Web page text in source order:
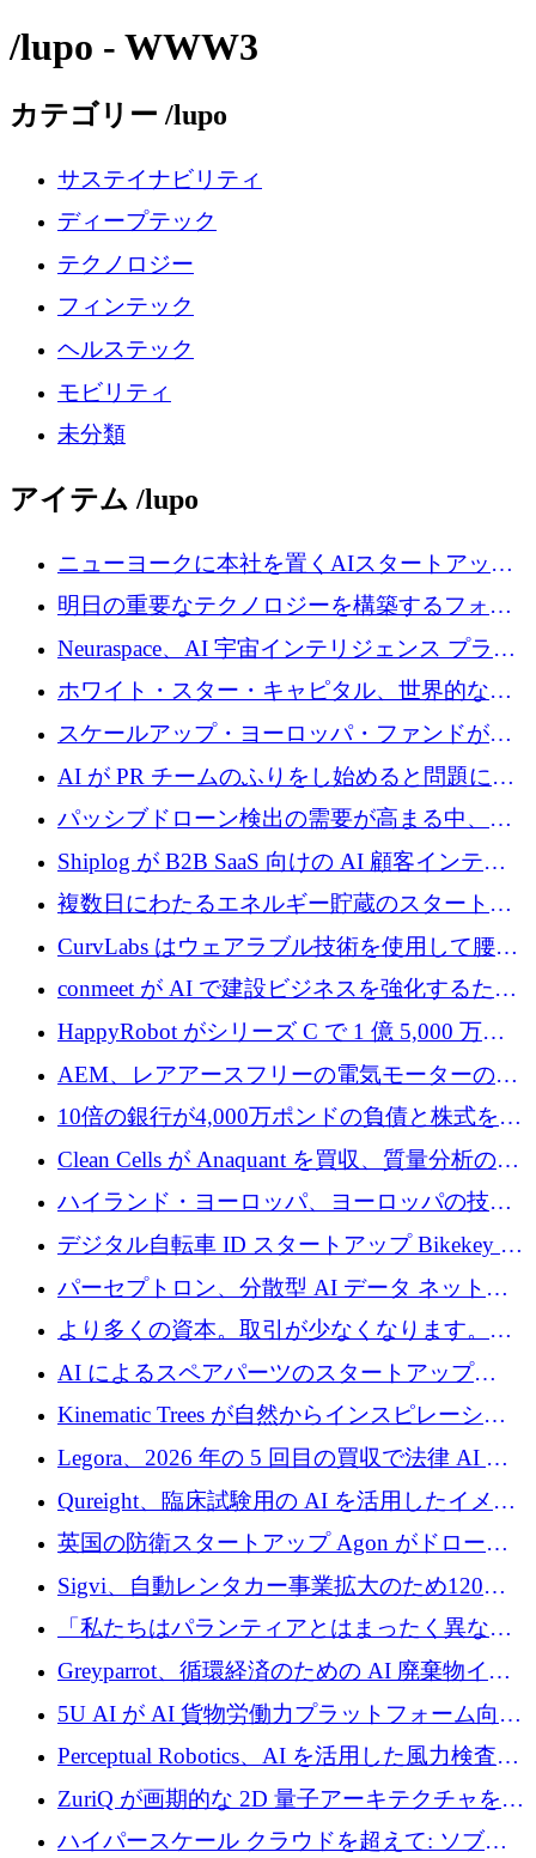
/lupo - WWW3
カテゴリー /lupo
サステイナビリティ
ディープテック
テクノロジー
フィンテック
ヘルステック
モビリティ
未分類
アイテム /lupo
ニューヨークに本社を置くAIスタートアップ
Modal Labsがロンドンオフィスを開設
明日の重要なテクノロジーを構築するフォト
ニクスのスケールアップに対応する
Neuraspace、AI 宇宙インテリジェンス プラッ
トフォームの拡大に 1,560 万ユーロを投資
ホワイト・スター・キャピタル、世界的なス
タートアップをシリーズAからBまで支援する
ために2億5,000万ドルのファンドIVを閉鎖
スケールアップ・ヨーロッパ・ファンドが初
の投資を行い、Iceeyeの10億ユーロのラウンド
を共同主導
AI が PR チームのふりをし始めると問題にな
ります
パッシブドローン検出の需要が高まる中、
Monava が資金調達ラウンドを終了
Shiplog が B2B SaaS 向けの AI 顧客インテリ
ジェンスを構築するために 100 万ドルを調達
複数日にわたるエネルギー貯蔵のスタートア
ップ、Ore Energy が新たな投資ラウンドで
4,300 万ドルを獲得
CurvLabs はウェアラブル技術を使用して腰痛
治療をどのように再考しているか
conmeet が AI で建設ビジネスを強化するため
に 600 万ユーロを調達
HappyRobot がシリーズ C で 1 億 5,000 万ド
ルを獲得し、企業運営向けにエージェント AI
を拡張
AEM、レアアースフリーの電気モーターの革
新を加速するために1,600万ポンドを確保
10倍の銀行が4,000万ポンドの負債と株式を調
達
Clean Cells が Anaquant を買収、質量分析の専
門知識によるバイオ医薬品の品質管理を拡大
ハイランド・ヨーロッパ、ヨーロッパの技術
規模拡大を支援するために11億ユーロのファ
ンドVIを閉鎖
デジタル自転車 ID スタートアップ Bikekey が
TÖNNJES への投資を確保
パーセプトロン、分散型 AI データ ネットワ
ークの構築に 650 万ドルを調達
より多くの資本。取引が少なくなります。
2026 年上半期がヨーロッパのテクノロジーに
ついて語ること
AI によるスペアパーツのスタートアップ
Intropy が 1,100 万ドルを調達
Kinematic Trees が自然からインスピレーショ
ンを得たロボット ソフトウェアを拡張するた
めに 58 万 5,000 ポンドを調達
Legora、2026 年の 5 回目の買収で法律 AI ス
タートアップ Wexler を買収
Qureight、臨床試験用の AI を活用したイメー
ジング プラットフォームを拡張するためにシ
リーズ B で 2,000 万ドルを確保
英国の防衛スタートアップ Agon がドローン
攻撃に対抗する仮想戦場を構築、3,000 万ドル
を調達
Sigvi、自動レンタカー事業拡大のため120万
ユーロを調達
「私たちはパランティアとはまったく異なる
会社です」とフランス人の「控えめな」後任
者は言う
Greyparrot、循環経済のための AI 廃棄物イン
テリジェンスを拡張するためにシリーズ B で
2,700 万ドルを確保
5U AI が AI 貨物労働力プラットフォーム向け
に 320 万ドルのプレシードを獲得
Perceptual Robotics、AI を活用した風力検査の
規模拡大に向けて 400 万ポンド以上を確保
ZuriQ が画期的な 2D 量子アーキテクチャを拡
張するために 2,550 万ドルを調達
ハイパースケール クラウドを超えて: ソブリ